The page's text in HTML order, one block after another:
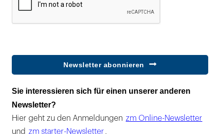
Newsletter abonnieren
Sie interessieren sich für einen unserer anderen
Newsletter?
Hier geht zu den Anmeldungen zm Online-Newsletter
und zm starter-Newsletter .